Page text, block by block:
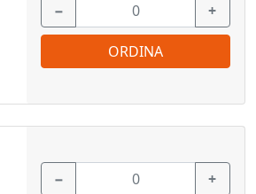
− +
ORDINA
− +